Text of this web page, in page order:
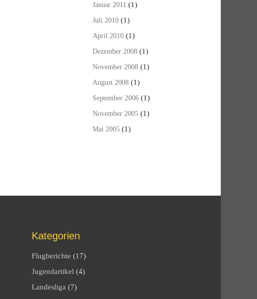
Januar 2011 (1)
Juli 2010 (1)
April 2010 (1)
Dezember 2008 (1)
November 2008 (1)
August 2008 (1)
September 2006 (1)
November 2005 (1)
Mai 2005 (1)
Kategorien
Flugberichte (17)
Jugendartikel (4)
Landesliga (7)